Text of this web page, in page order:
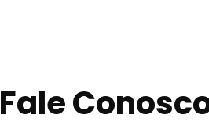
Fale